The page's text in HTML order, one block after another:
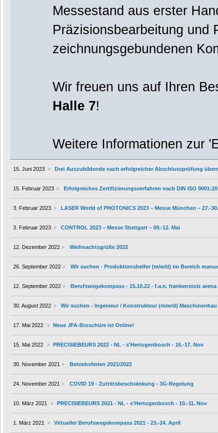
Messestand aus erster
Präzisionsbearbeitung und
zeichnungsgebundenen
Wir freuen uns auf Ihren
Halle 7!
Weitere Informationen zur
15. Juni 2023 Drei Auszubildende nach erfolgreicher Abschlussprüfung
15. Februar 2023 Erfolgreiches Zertifizierungsverfahren nach DIN ISO
3. Februar 2023 LASER World of PHOTONICS 2023 – Messe München – 27.-
3. Februar 2023 CONTROL 2023 – Messe Stuttgart – 09.-12. Mai
12. Dezember 2022 Weihnachtsgrüße 2022
26. September 2022 Wir suchen - Produktionshelfer (m/w/d) im Bereich
12. September 2022 Berufswegekompass - 15.10.22 - f.a.n. frankenstolz arena
30. August 2022 Wir suchen - Ingenieur / Konstrukteur (m/w/d) Maschinenbau
17. Mai 2022 Neue JFA-Broschüre ist Online!
15. Mai 2022 PRECISIEBEURS 2022 - NL - s'Hertogenbosch - 16.-17. Nov
30. November 2021 Betriebsferien 2021/2022
24. November 2021 COVID 19 - Zutrittsbeschränkung - 3G-Regelung
10. März 2021 PRECISIEBEURS 2021 - NL - s'Hertogenbosch - 10.-11. Nov
1. März 2021 Virtueller Berufswegekompass 2021 - 23.-24. April